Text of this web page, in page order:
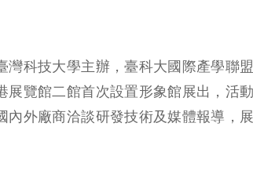
灣科技大學主辦，臺科大國際產學聯
展覽館二館首次設置形象館展出，活
內外廠商洽談研發技術及媒體報導，